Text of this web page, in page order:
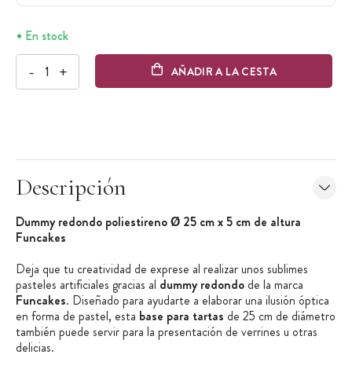
En stock
- + AÑADIR A LA CESTA
Descripción
Dummy redondo poliestireno Ø 25 cm x 5 cm de altura
Funcakes
Deja que tu creatividad de exprese al realizar unos sublimes
pasteles artificiales gracias al dummy redondo de la marca
Funcakes. Diseñado para ayudarte a elaborar una ilusión óptica
en forma de pastel, esta base para tartas de 25 cm de diámetro
también puede servir para la presentación de verrines u otras
delicias.